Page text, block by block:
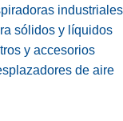
sólidos y líquidos
y accesorios
de aire